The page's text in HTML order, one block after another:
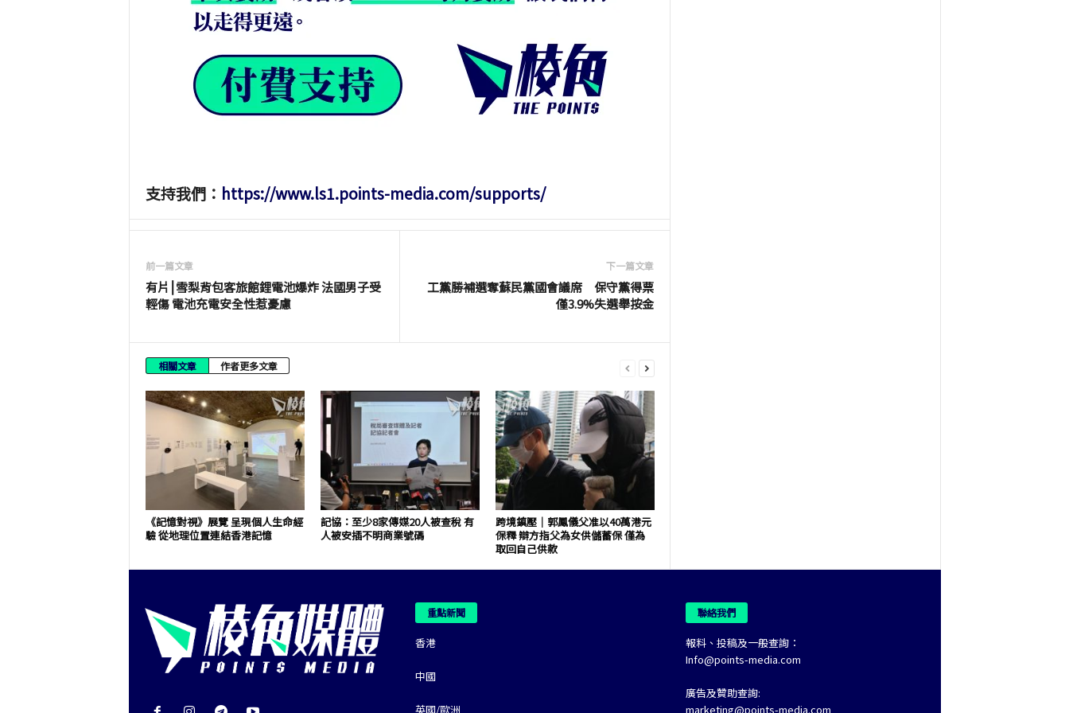
支持我們： https://www.ls1.points-media.com/supports/
前一篇文章
有片⎮雪梨背包客旅館鋰電池爆炸 法國男子受
輕傷 電池充電安全性惹憂慮
下一篇文章
工黨勝補選奪蘇民黨國會議席 保守黨得票
僅3.9%失選舉按金
相關文章 作者更多文章
《記憶對視》展覽 呈現個人生命經
驗 從地理位置連結香港記憶
記協：至少8家傳媒20人被查稅 有
人被安插不明商業號碼
跨境鎮壓｜郭鳳儀父准以40萬港元
保釋 辯方指父為女供儲蓄保 僅為
取回自己供款
重點新聞
香港
中國
英國/歐洲
聯絡我們
報料、投稿及一般查詢：
Info@points-media.com
廣告及贊助查詢:
marketing@points-media.com